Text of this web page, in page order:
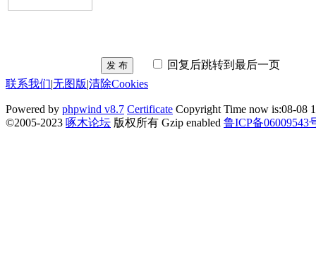
发 布
回复后跳转到最后一页
联系我们|无图版|清除Cookies
Powered by phpwind v8.7 Certificate Copyright Time now is:08-08
©2005-2023 啄木论坛 版权所有 Gzip enabled 鲁ICP备06009543